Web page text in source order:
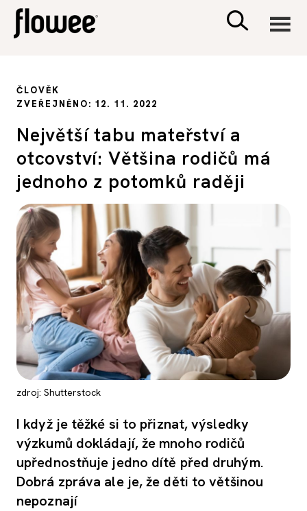
PSYCHOLOGIE
SEX A VZTAHY
PORADNA
ČLOVĚK
ZVEŘEJNĚNO: 12. 11. 2022
Největší tabu mateřství a
otcovství: Většina rodičů má
jednoho z potomků raději
zdroj: Shutterstock
I když je těžké si to přiznat, výsledky
výzkumů dokládají, že mnoho rodičů
upřednostňuje jedno dítě před druhým.
Dobrá zpráva ale je, že děti to většinou
nepoznají